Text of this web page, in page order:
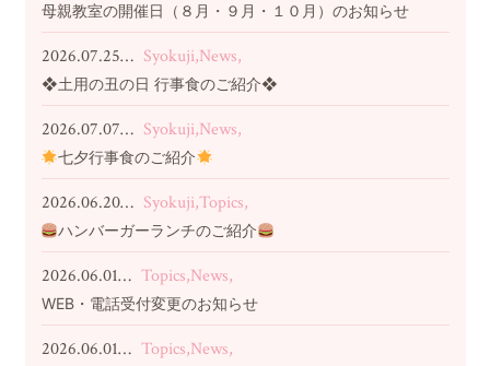
母親教室の開催日（８月・９月・１０月）のお知らせ
2026.07.25… Syokuji,News,
❖土用の丑の日 行事食のご紹介❖
2026.07.07… Syokuji,News,
七夕行事食のご紹介
2026.06.20… Syokuji,Topics,
ハンバーガーランチのご紹介
2026.06.01… Topics,News,
WEB・電話受付変更のお知らせ
2026.06.01… Topics,News,